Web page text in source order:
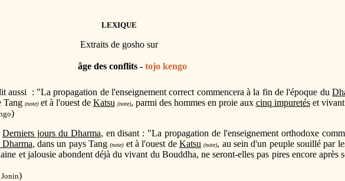
LEXIQUE
Extraits de gosho sur
âge des conflits - tojo kengo
aussi : "La propagation de l'enseignement correct commencera à la fin de l'époque du
Tang (note)et à l'ouest de Katsu (note), parmi des hommes en proie aux cinq impuretéset vivant
)
Derniers jours du Dharma, en disant : "La propagation de l'enseignement orthodoxe
, dans un pays Tang (note) et à l'ouest deKatsu (note), au sein d'un peuple souillé par
et jalousie abondent déjà du vivant du Bouddha, ne seront-elles pas pires encore après
)